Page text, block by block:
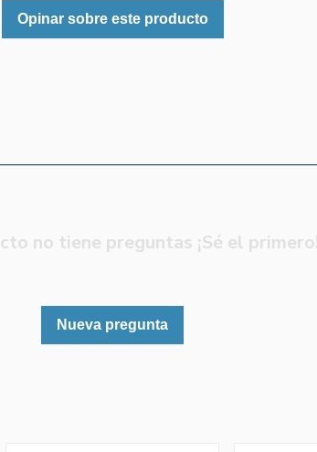
Opinar sobre este producto
no tiene preguntas ¡Sé el
Nueva pregunta